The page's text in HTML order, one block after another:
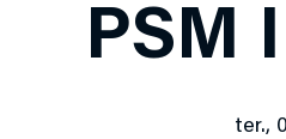
PSM
ter.,